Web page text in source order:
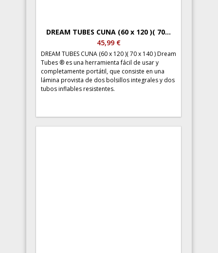
DREAM TUBES CUNA (60 x 120 )( 70...
45,99 €
DREAM TUBES CUNA (60 x 120 )( 70 x 140 ) Dream
Tubes ® es una herramienta fácil de usar y
completamente portátil, que consiste en una
lámina provista de dos bolsillos integrales y dos
tubos inflables resistentes.